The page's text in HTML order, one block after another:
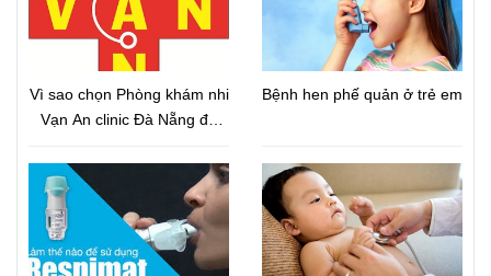
Vì sao chọn Phòng khám nhi
Vạn An clinic Đà Nẵng để
Bệnh hen phế quản ở trẻ em